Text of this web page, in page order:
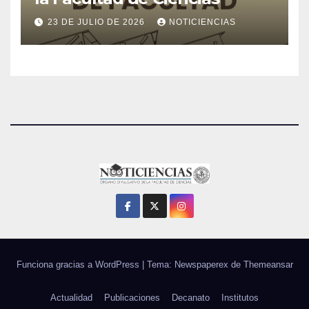
23 DE JULIO DE 2026 NOTICIENCIAS
Funciona gracias a WordPress Tema: Newspaperex de Themeansar
Actualidad Publicaciones Decanato Institutos